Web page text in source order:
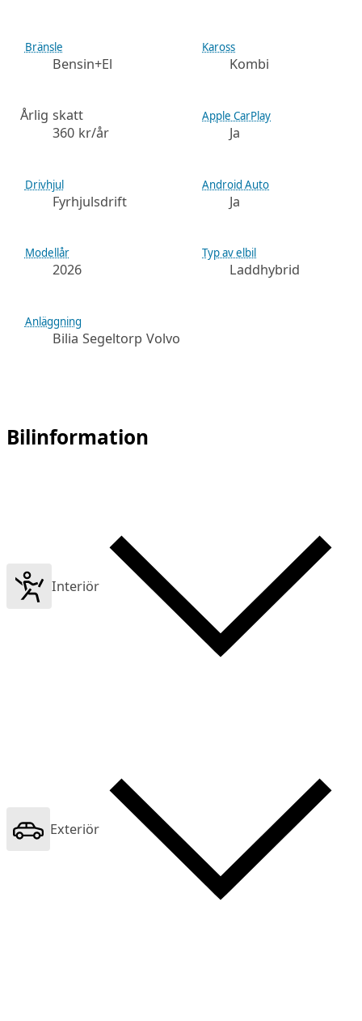
Bränsle
Bensin+El
Kaross
Kombi
Årlig skatt
360 kr/år
Apple CarPlay
Ja
Drivhjul
Fyrhjulsdrift
Android Auto
Ja
Modellår
2026
Typ av elbil
Laddhybrid
Anläggning
Bilia Segeltorp Volvo
Bilinformation
Interiör
Exteriör